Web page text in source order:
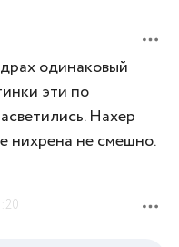
одинаковый
эти по
Нахер
нихрена не смешно.